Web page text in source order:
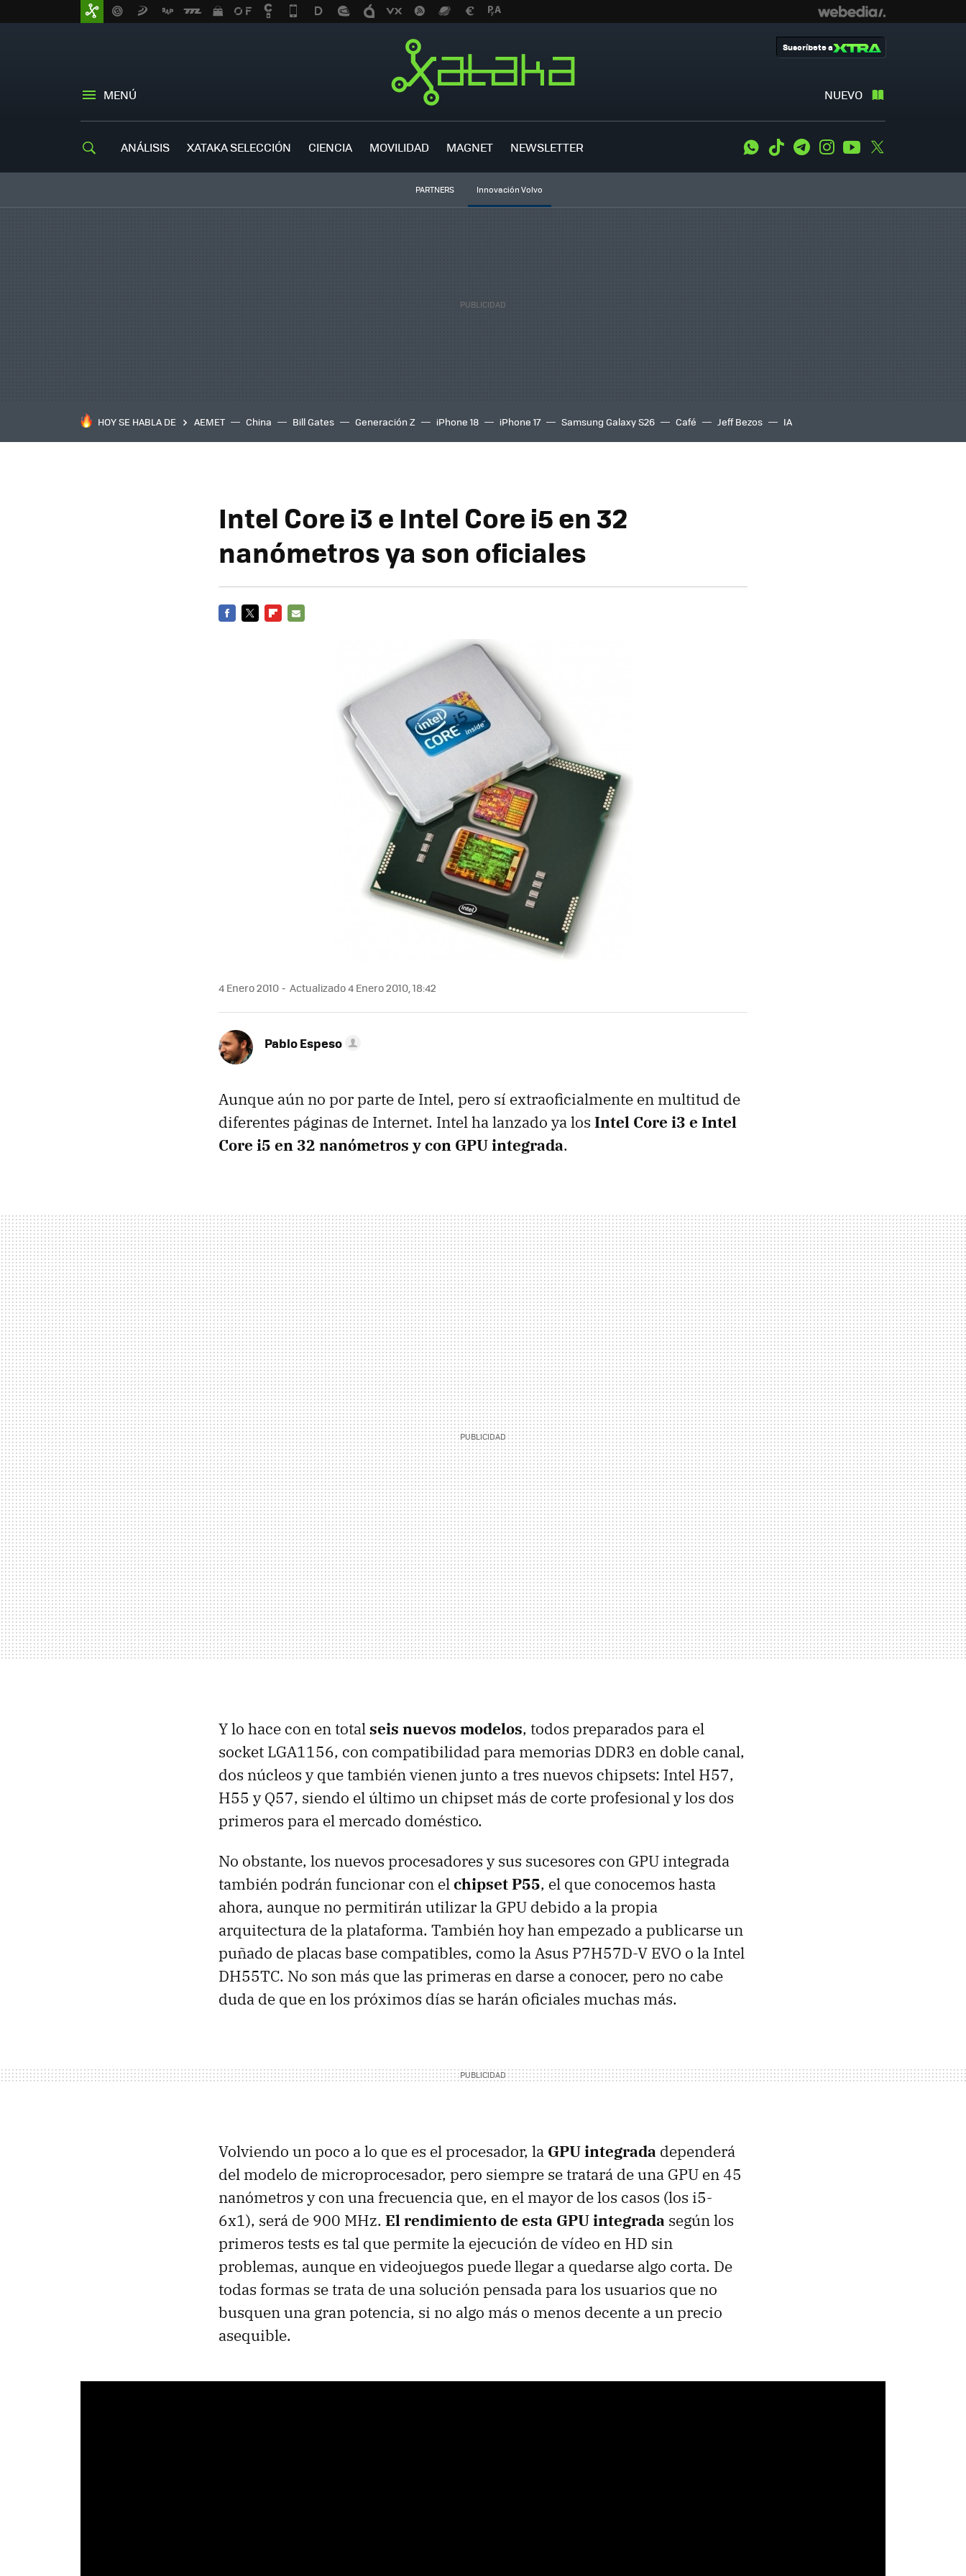
MENÚ NUEVO
Suscríbete a
ANÁLISIS XATAKA SELECCIÓN CIENCIA MOVILIDAD MAGNET NEWSLETTER WhatsApp
Tiktok TelegramInstagramYoutube
PARTNERS Innovación Volvo
HOY SE HABLA DE AEMET China Bill Gates Generación Z iPhone 18 iPhone 17 Samsung Galaxy S26 Café Jeff Bezos IA
Intel Core i3 e Intel Core i5 en 32
nanómetros ya son oficiales
4 Enero 2010 Actualizado 4 Enero 2010, 18:42
Pablo Espeso
Aunque aún no por parte de Intel, pero sí extraoficialmente en multitud de
diferentes páginas de Internet. Intel ha lanzado ya los Intel Core i3 e Intel
Core i5 en 32 nanómetros y con GPU integrada.
Y lo hace con en totalseis nuevos modelos, todos preparados para el
socket LGA1156, con compatibilidad para memorias DDR3 en doble canal,
dos núcleos y que también vienen junto a tres nuevos chipsets: Intel H57,
H55 y Q57, siendo el último un chipset más de corte profesional y los dos
primeros para el mercado doméstico.
No obstante, los nuevos procesadores y sus sucesores con GPU integrada
también podrán funcionar con elchipset P55, el que conocemos hasta
ahora, aunque no permitirán utilizar la GPU debido a la propia
arquitectura de la plataforma. También hoy han empezado a publicarse un
puñado de placas base compatibles, como la Asus P7H57D-V EVO o la Intel
DH55TC. No son más que las primeras en darse a conocer, pero no cabe
duda de que en los próximos días se harán oficiales muchas más.
Volviendo un poco a lo que es el procesador, la GPU integrada dependerá
del modelo de microprocesador, pero siempre se tratará de una GPU en 45
nanómetros y con una frecuencia que, en el mayor de los casos (los i5-
6x1), será de 900 MHz. El rendimiento de esta GPU integrada según los
primeros tests es tal que permite la ejecución de vídeo en HD sin
problemas, aunque en videojuegos puede llegar a quedarse algo corta. De
todas formas se trata de una solución pensada para los usuarios que no
busquen una gran potencia, si no algo más o menos decente a un precio
asequible.